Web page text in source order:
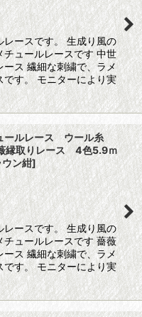
ースです。 生成り風の
チュールレースです 中世
ス 繊細な刺繍で、ラメ
す。 モニターにより実
ールレース ウール糸
縁取りレース 4色5.9ｍ
ン紺]
ースです。 生成り風の
チュールレースです 薔薇
ス 繊細な刺繍で、ラメ
す。 モニターにより実